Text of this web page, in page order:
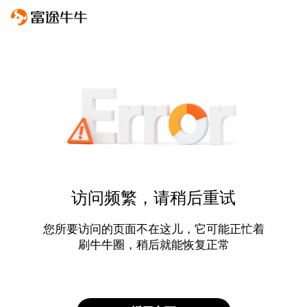
访问频繁，请稍后重试
您所要访问的页面不在这儿，它可能正忙着
刷牛牛圈，稍后就能恢复正常